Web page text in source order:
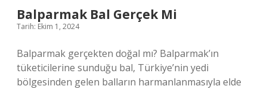
Balparmak Bal Gerçek Mi
Tarih: Ekim 1, 2024
Balparmak gerçekten doğal mı? Balparmak’ın
tüketicilerine sunduğu bal, Türkiye’nin yedi
bölgesinden gelen balların harmanlanmasıyla elde